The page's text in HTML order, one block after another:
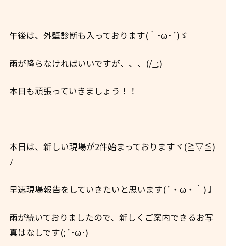
午後は、外壁診断も入っております(｀･ω･´)ゞ
雨が降らなければいいですが、、、(/_;)
本日も頑張っていきましょう！！
本日は、新しい現場が2件始まっておりますヾ(≧▽≦)
ﾉ
早速現場報告をしていきたいと思います(´・ω・｀)♩
雨が続いておりましたので、新しくご案内できるお写
真はなしです(;´･ω･)